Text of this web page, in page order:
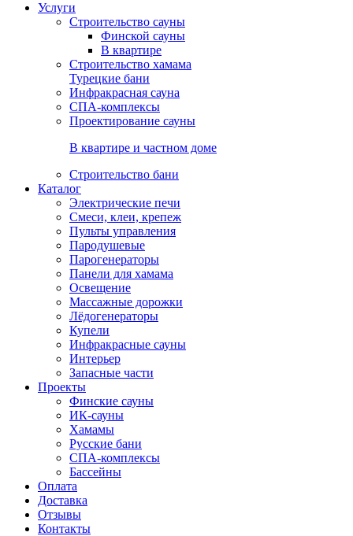
Услуги
Строительство сауны
Финской сауны
В квартире
Строительство хамама
Турецкие бани
Инфракрасная сауна
СПА-комплексы
Проектирование сауны
В квартире и частном доме
Строительство бани
Каталог
Электрические печи
Смеси, клеи, крепеж
Пульты управления
Пародушевые
Парогенераторы
Панели для хамама
Освещение
Массажные дорожки
Лёдогенераторы
Купели
Инфракрасные сауны
Интерьер
Запасные части
Проекты
Финские сауны
ИК-сауны
Хамамы
Русские бани
СПА-комплексы
Бассейны
Оплата
Доставка
Отзывы
Контакты